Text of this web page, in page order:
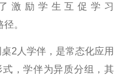
激励学生互促学习
。
2人学伴，是常态化应用
，学伴为异质分组，其